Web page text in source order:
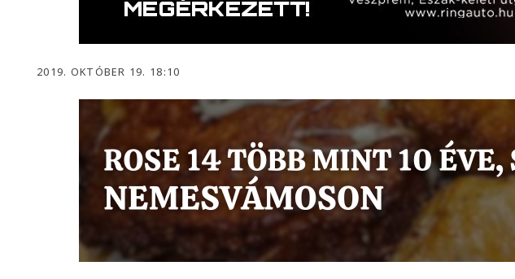
2019. OKTÓBER 19. 18:10